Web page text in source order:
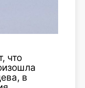
что
в